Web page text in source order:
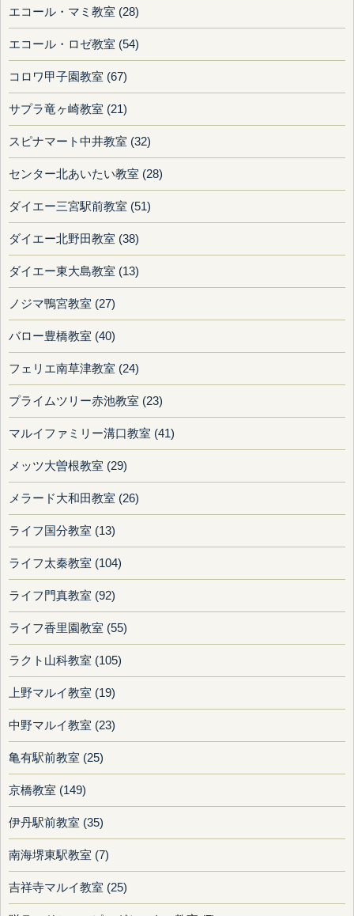
エコール・マミ教室 (28)
エコール・ロゼ教室 (54)
コロワ甲子園教室 (67)
サプラ竜ヶ崎教室 (21)
スピナマート中井教室 (32)
センター北あいたい教室 (28)
ダイエー三宮駅前教室 (51)
ダイエー北野田教室 (38)
ダイエー東大島教室 (13)
ノジマ鴨宮教室 (27)
バロー豊橋教室 (40)
フェリエ南草津教室 (24)
プライムツリー赤池教室 (23)
マルイファミリー溝口教室 (41)
メッツ大曽根教室 (29)
メラード大和田教室 (26)
ライフ国分教室 (13)
ライフ太秦教室 (104)
ライフ門真教室 (92)
ライフ香里園教室 (55)
ラクト山科教室 (105)
上野マルイ教室 (19)
中野マルイ教室 (23)
亀有駅前教室 (25)
京橋教室 (149)
伊丹駅前教室 (35)
南海堺東駅教室 (7)
吉祥寺マルイ教室 (25)